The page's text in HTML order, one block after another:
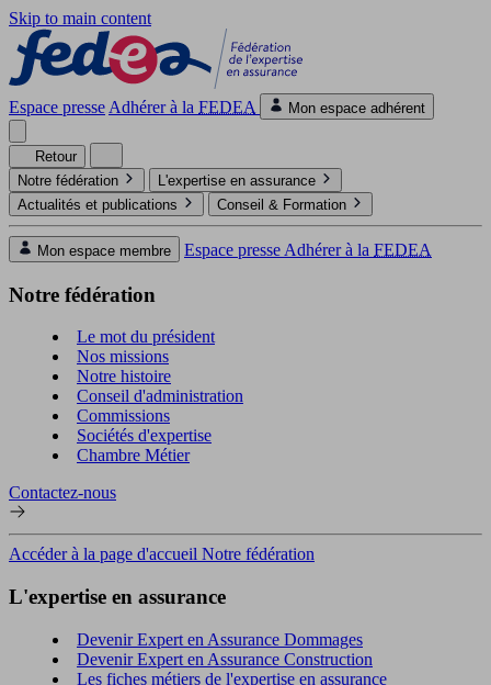
Skip to main content
Espace presse Adhérer à la FEDEA Mon espace adhérent
Retour
Notre fédération
L'expertise en assurance
Actualités et publications
Conseil & Formation
Mon espace membre Espace presse Adhérer à la FEDEA
Notre fédération
Le mot du président
Nos missions
Notre histoire
Conseil d'administration
Commissions
Sociétés d'expertise
Chambre Métier
Contactez-nous
Accéder à la page d'accueil Notre fédération
L'expertise en assurance
Devenir Expert en Assurance Dommages
Devenir Expert en Assurance Construction
Les fiches métiers de l'expertise en assurance